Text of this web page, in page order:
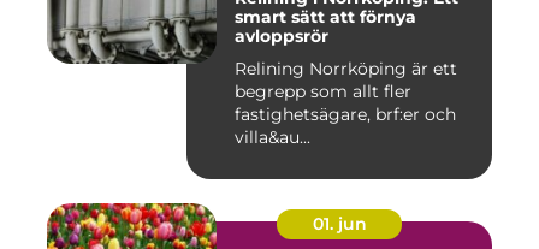
smart sätt att förnya
avloppsrör
Relining Norrköping är ett
begrepp som allt fler
fastighetsägare, brf:er och
villa&au...
01. jun